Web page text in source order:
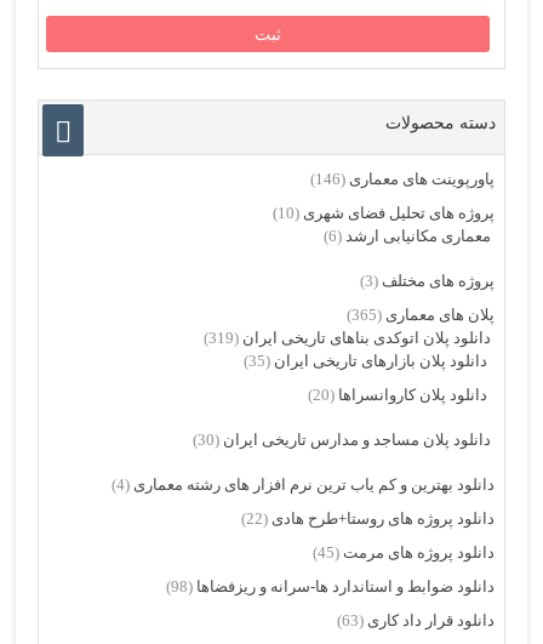
دسته محصولات
پاورپوینت های معماری (146)
پروژه های تحلیل فضای شهری (10)
معماری مکانیابی ارشد (6)
پروژه های مختلف (3)
پلان های معماری (365)
دانلود پلان اتوکدی بناهای تاریخی ایران (319)
دانلود پلان بازارهای تاریخی ایران (35)
دانلود پلان کاروانسراها (20)
دانلود پلان مساجد و مدارس تاریخی ایران (30)
دانلود بهترین و کم یاب ترین نرم افزار های رشته معماری (4)
دانلود پروژه های روستا+طرح هادی (22)
دانلود پروژه های مرمت (45)
دانلود ضوابط و استاندارد ها-سرانه و ریزفضاها (98)
دانلود قرار داد کاری (63)